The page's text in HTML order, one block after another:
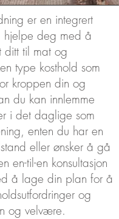
er en integrert
deg med å
ditt til mat og
type kosthold som
kroppen din og
du kan innlemme
i det daglige som
enten du har en
eller ønsker å gå
en-til-en konsultasjon
å lage din plan for å
og
og velvære.